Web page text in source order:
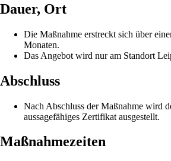
Dauer, Ort
Die Maßnahme erstreckt sich über
Monaten.
Das Angebot wird nur am Standort
Abschluss
Nach Abschluss der Maßnahme wird
aussagefähiges Zertifikat ausgestellt.
Maßnahmezeiten